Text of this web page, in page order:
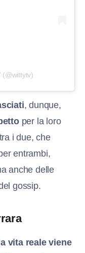
(@wittytv)
, dunque,
per la loro
i due, che
entrambi,
anche delle
gossip.
la vita reale viene